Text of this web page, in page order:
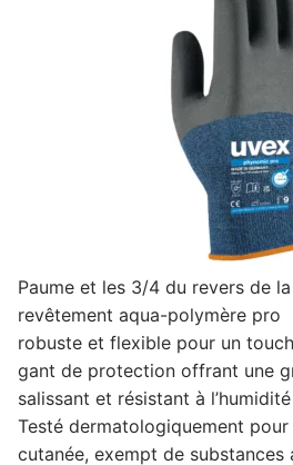
Paume et les 3/4 du revers de
revêtement aqua-polymère pro
robuste et flexible pour un
gant de protection offrant une
salissant et résistant à l’humidité
Testé dermatologiquement
cutanée, exempt de substances